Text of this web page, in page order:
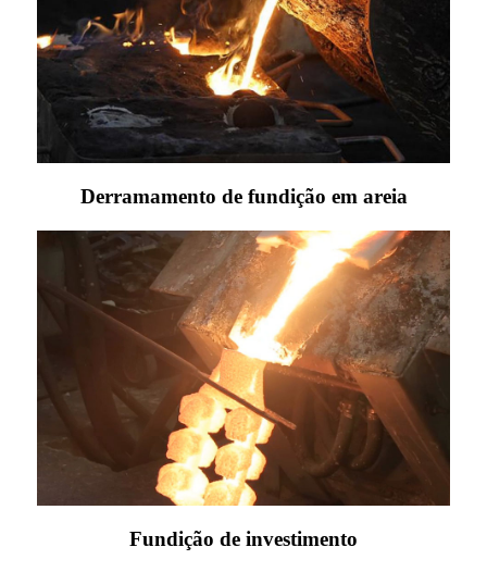
Derramamento de fundição em areia
Fundição de investimento